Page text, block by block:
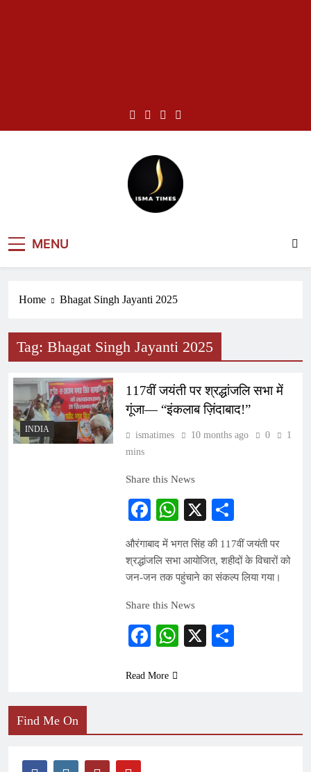
MENU
Home Bhagat Singh Jayanti 2025
Tag: Bhagat Singh Jayanti 2025
INDIA
117वीं जयंती पर श्रद्धांजलि सभा में
गूंजा— “इंकलाब ज़िंदाबाद!”
ismatimes 10 months ago 0
1
mins
Share this News
Facebook
WhatsApp
X
औरंगाबाद में भगत सिंह की 117वीं जयंती पर
श्रद्धांजलि सभा आयोजित, शहीदों के विचारों को
जन-जन तक पहुंचाने का संकल्प लिया गया।
Share this News
Facebook
WhatsApp
X
Read More
Find Me On